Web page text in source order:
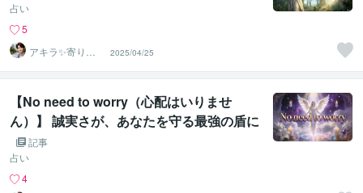
占い
5
アキラ✨寄り添
う聴き手 迷い不
安の相談室
2025/04/25
【No need to worry（心配はいりませ
ん）】 誠実さが、あなたを守る最強の盾に
なる🛡️
記事
占い
4